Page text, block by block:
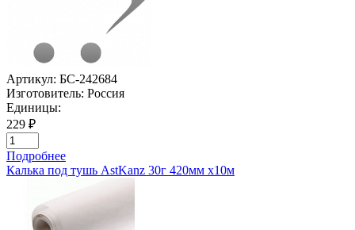
Артикул: БС-242684
Изготовитель: Россия
Единицы:
229 ₽
Подробнее
Калька под тушь AstKanz 30г 420мм х10м